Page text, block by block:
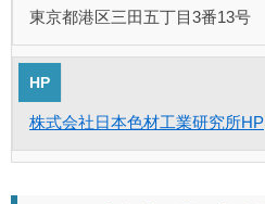
東京都港区三田五丁目3番13号
HP
株式会社日本色材工業研究所HP